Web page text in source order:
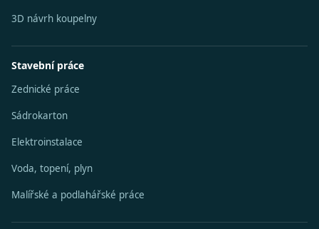
3D návrh koupelny
Stavební práce
Zednické práce
Sádrokarton
Elektroinstalace
Voda, topení, plyn
Malířské a podlahářské práce